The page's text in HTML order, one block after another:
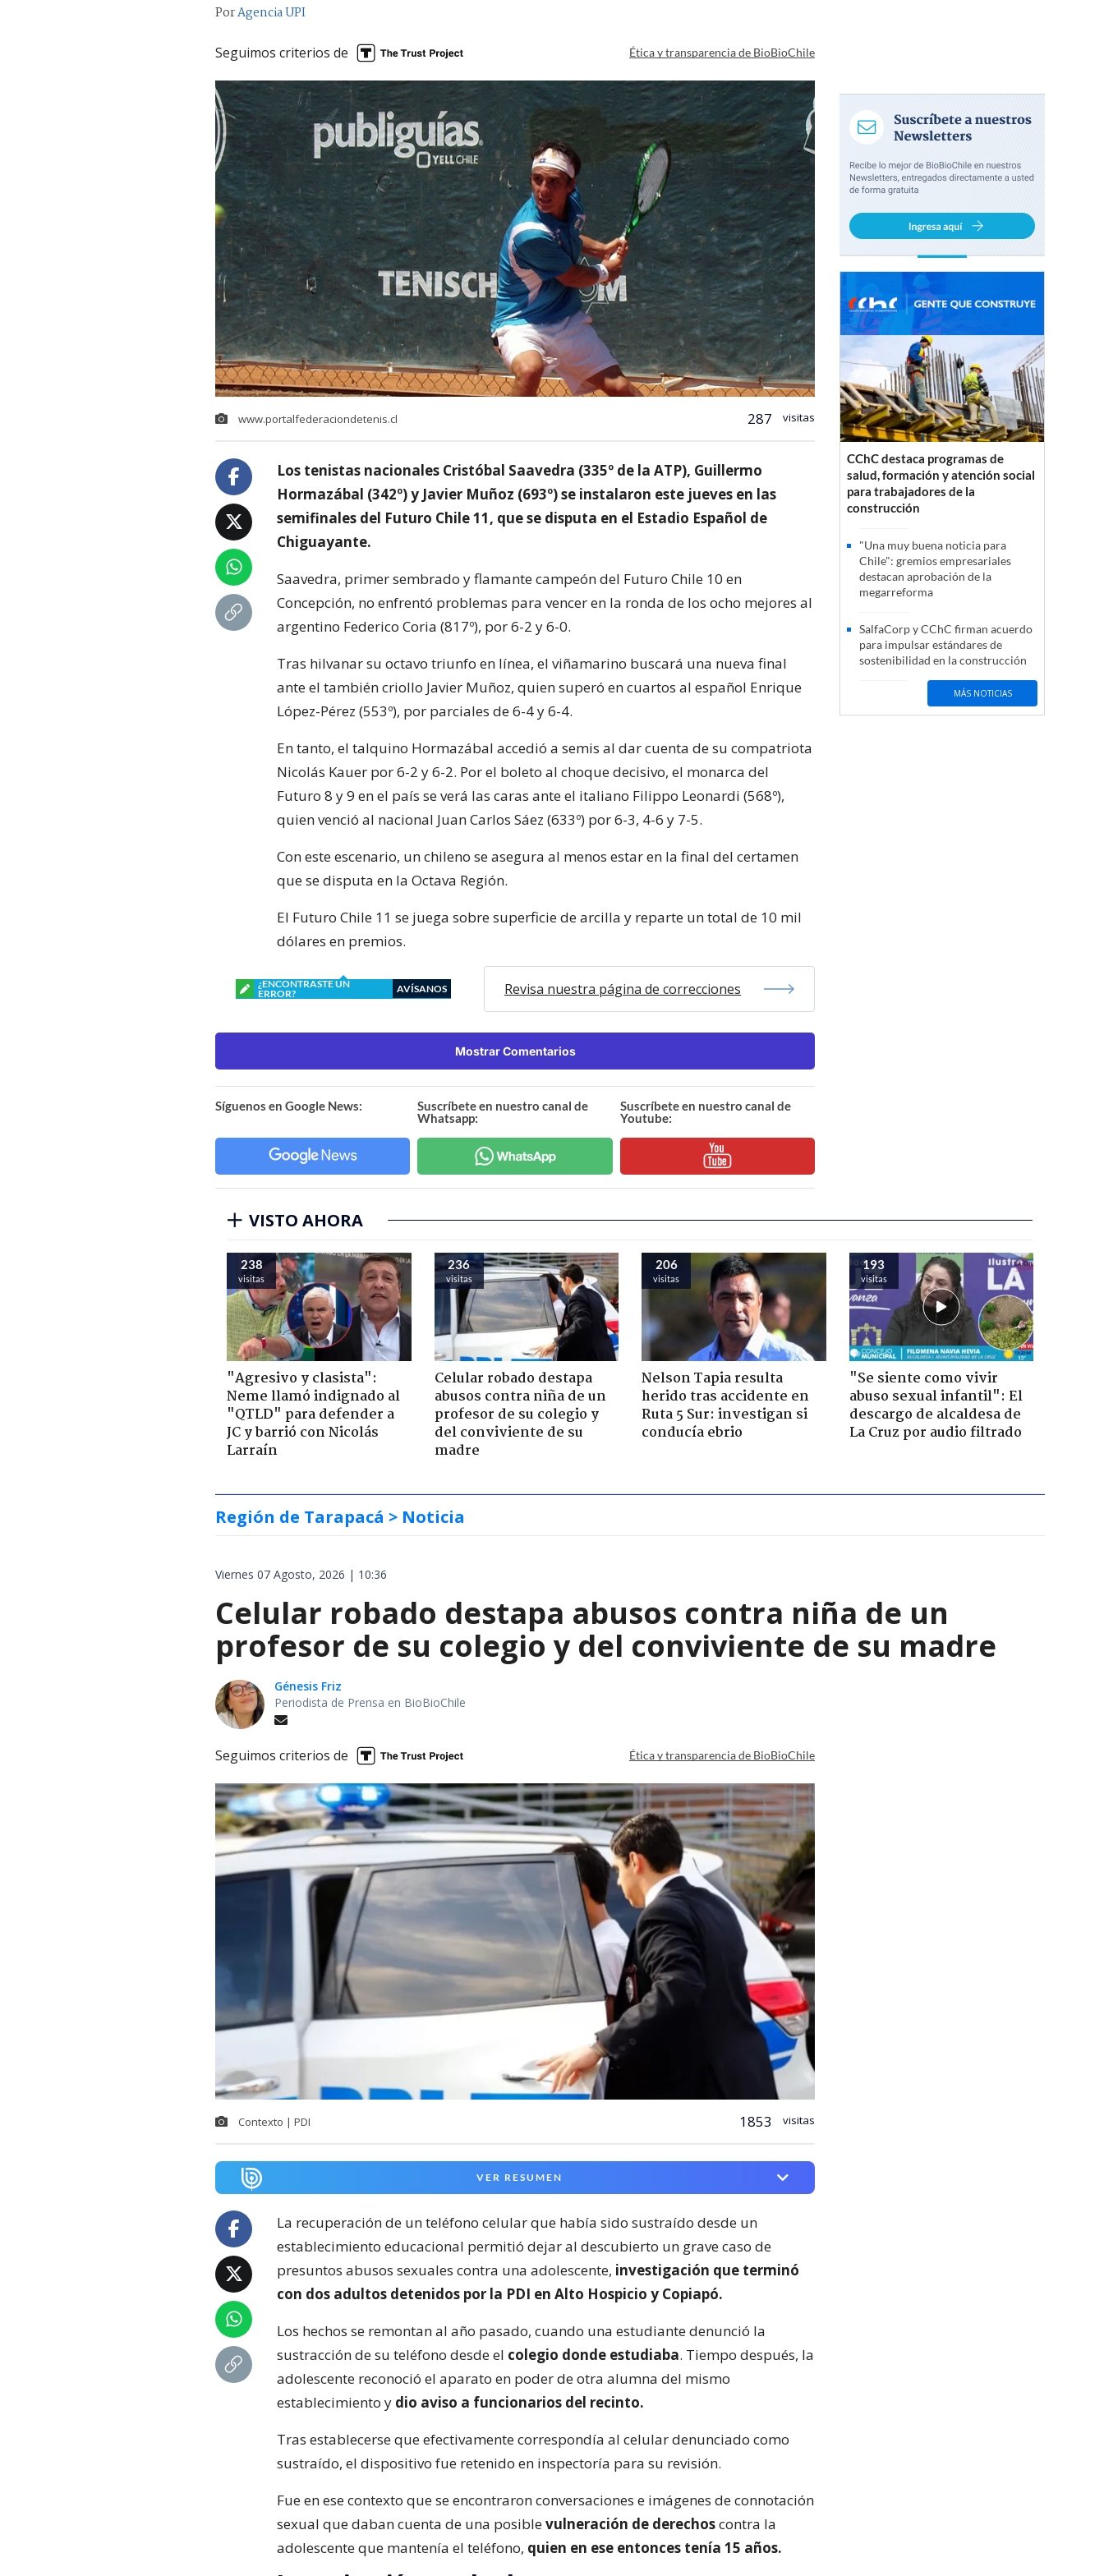
PorAgencia UPI
Seguimos criterios de Ética y transparencia de BioBioChile
www.portalfederaciondetenis.cl 287 visitas
Los tenistas nacionales Cristóbal Saavedra (335º de la ATP), Guillermo
Hormazábal (342º) y Javier Muñoz (693º) se instalaron este jueves en las
semifinales del Futuro Chile 11, que se disputa en el Estadio Español de
Chiguayante.
Saavedra, primer sembrado y flamante campeón del Futuro Chile 10 en
Concepción, no enfrentó problemas para vencer en la ronda de los ocho mejores al
argentino Federico Coria (817º), por 6-2 y 6-0.
Tras hilvanar su octavo triunfo en línea, el viñamarino buscará una nueva final
ante el también criollo Javier Muñoz, quien superó en cuartos al español Enrique
López-Pérez (553º), por parciales de 6-4 y 6-4.
En tanto, el talquino Hormazábal accedió a semis al dar cuenta de su compatriota
Nicolás Kauer por 6-2 y 6-2. Por el boleto al choque decisivo, el monarca del
Futuro 8 y 9 en el país se verá las caras ante el italiano Filippo Leonardi (568º),
quien venció al nacional Juan Carlos Sáez (633º) por 6-3, 4-6 y 7-5.
Con este escenario, un chileno se asegura al menos estar en la final del certamen
que se disputa en la Octava Región.
El Futuro Chile 11 se juega sobre superficie de arcilla y reparte un total de 10 mil
dólares en premios.
¿ENCONTRASTE UN
ERROR?
AVÍSANOS Revisa nuestra página de correcciones
Mostrar Comentarios
Síguenos en Google News:
Suscríbete en nuestro canal de
Whatsapp:
Suscríbete en nuestro canal de
Youtube:
CChC destaca programas de
salud, formación y atención social
para trabajadores de la
construcción
"Una muy buena noticia para
Chile": gremios empresariales
destacan aprobación de la
megarreforma
SalfaCorp y CChC firman acuerdo
para impulsar estándares de
sostenibilidad en la construcción
MÁS NOTICIAS
VISTO AHORA
238
visitas
"Agresivo y clasista":
Neme llamó indignado al
"QTLD" para defender a
JC y barrió con Nicolás
Larraín
236
visitas
Celular robado destapa
abusos contra niña de un
profesor de su colegio y
del conviviente de su
madre
206
visitas
Nelson Tapia resulta
herido tras accidente en
Ruta 5 Sur: investigan si
conducía ebrio
193
visitas
"Se siente como vivir
abuso sexual infantil": El
descargo de alcaldesa de
La Cruz por audio filtrado
Región de Tarapacá > Noticia
Viernes 07 Agosto, 2026 | 10:36
Celular robado destapa abusos contra niña de un
profesor de su colegio y del conviviente de su madre
Génesis Friz
Periodista de Prensa en BioBioChile
Seguimos criterios de Ética y transparencia de BioBioChile
Contexto | PDI 1853 visitas
VER RESUMEN
La recuperación de un teléfono celular que había sido sustraído desde un
establecimiento educacional permitió dejar al descubierto un grave caso de
presuntos abusos sexuales contra una adolescente, investigación que terminó
con dos adultos detenidos por la PDI en Alto Hospicio y Copiapó.
Los hechos se remontan al año pasado, cuando una estudiante denunció la
sustracción de su teléfono desde el colegio donde estudiaba. Tiempo después, la
adolescente reconoció el aparato en poder de otra alumna del mismo
establecimiento y dio aviso a funcionarios del recinto.
Tras establecerse que efectivamente correspondía al celular denunciado como
sustraído, el dispositivo fue retenido en inspectoría para su revisión.
Fue en ese contexto que se encontraron conversaciones e imágenes de connotación
sexual que daban cuenta de una posiblevulneración de derechoscontra la
adolescente que mantenía el teléfono, quien en ese entonces tenía 15 años.